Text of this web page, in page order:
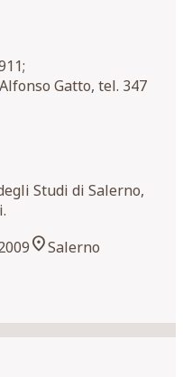
Gatto, tel. 347
Studi di Salerno,
location_onSalerno